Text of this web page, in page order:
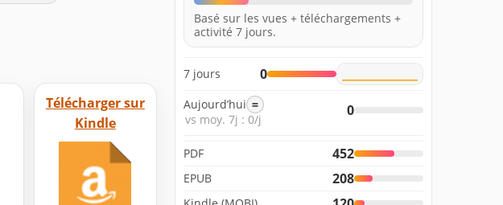
Télécharger sur
Kindle
Basé sur les vues + téléchargements +
activité 7 jours.
7 jours 0
Aujourd’hui =
vs moy. 7j : 0/j
0
PDF 452
EPUB 208